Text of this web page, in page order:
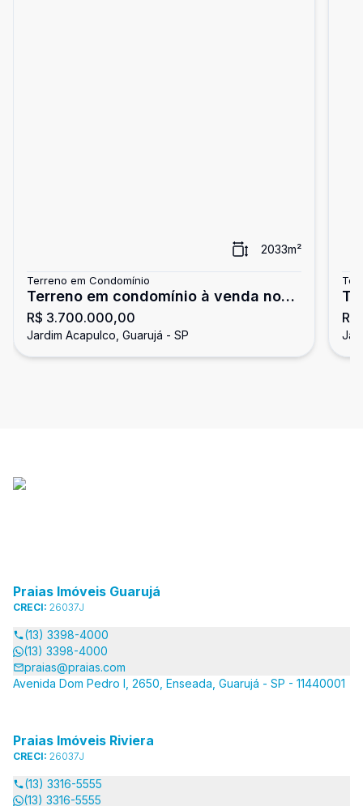
2033m²
Terreno em Condomínio
Terreno em condomínio à venda no
Jardim Acapulco, Guarujá
R$ 3.700.000,00
Jardim Acapulco, Guarujá - SP
Praias Imóveis Guarujá
CRECI: 26037J
(13) 3398-4000
(13) 3398-4000
praias@praias.com
Avenida Dom Pedro I, 2650, Enseada, Guarujá - SP - 11440001
Praias Imóveis Riviera
CRECI: 26037J
(13) 3316-5555
(13) 3316-5555